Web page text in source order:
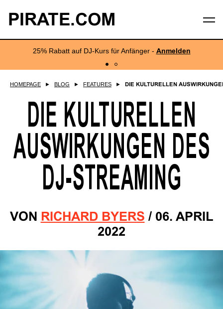
PIRATE.COM
25% Rabatt auf DJ-Kurs für Anfänger - Anmelden
HOMEPAGE ► BLOG ► FEATURES ► DIE KULTURELLEN
DIE KULTURELLEN
AUSWIRKUNGEN DES
DJ-STREAMING
VON RICHARD BYERS / 06. APRIL
2022